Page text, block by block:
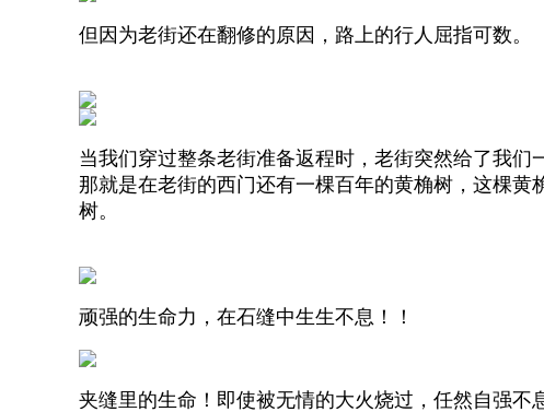
但因为老街还在翻修的原因，路上的行人屈指可数。
当我们穿过整条老街准备返程时，老街突然给了我们
那就是在老街的西门还有一棵百年的黄桷树，这棵
树。
顽强的生命力，在石缝中生生不息！！
夹缝里的生命！即使被无情的大火烧过，任然自强不